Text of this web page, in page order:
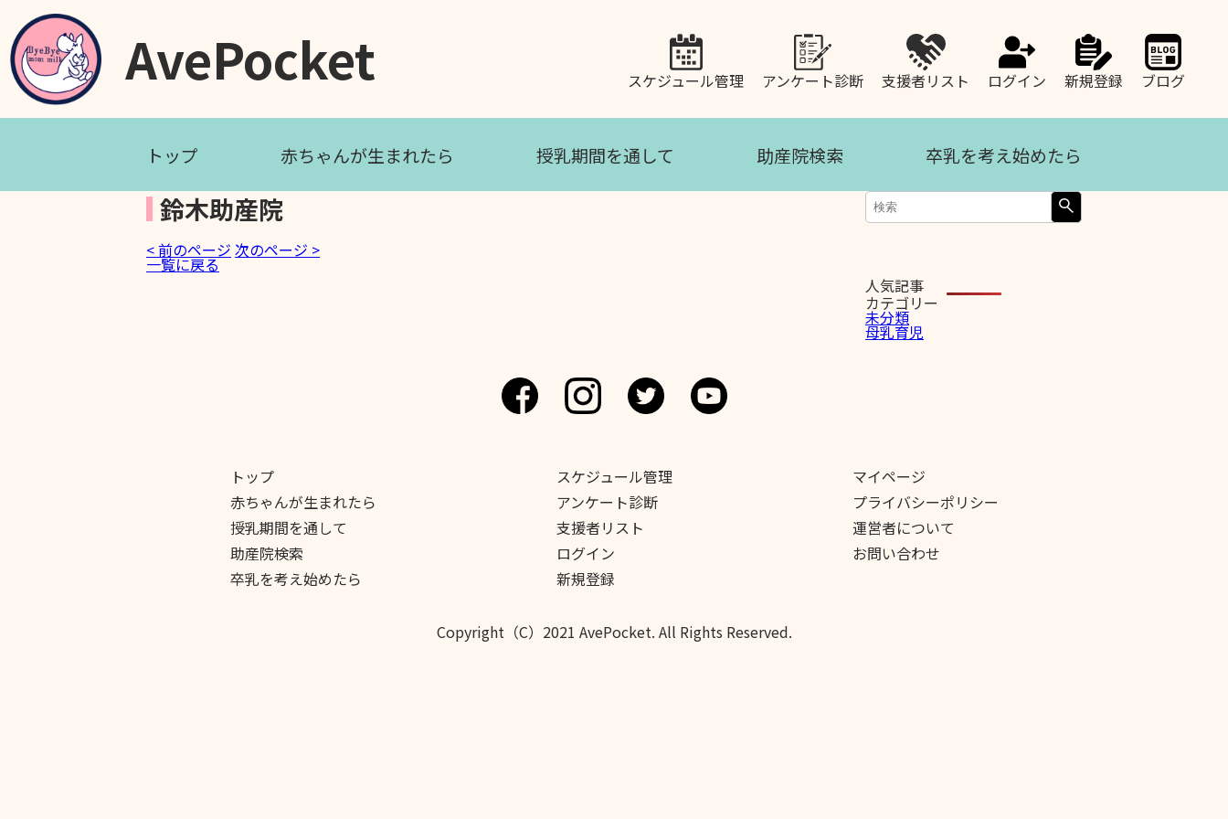
AvePocket スケジュール管理 アンケート診断 支援者リスト ログイン 新規登録 ブログ
トップ 赤ちゃんが生まれたら 授乳期間を通して 助産院検索 卒乳を考え始めたら
鈴木助産院
< 前のページ 次のページ >
一覧に戻る
人気記事
カテゴリー
未分類
母乳育児
トップ
赤ちゃんが生まれたら
授乳期間を通して
助産院検索
卒乳を考え始めたら
スケジュール管理
アンケート診断
支援者リスト
ログイン
新規登録
マイページ
プライバシーポリシー
運営者について
お問い合わせ
Copyright（C）2021 AvePocket. All Rights Reserved.